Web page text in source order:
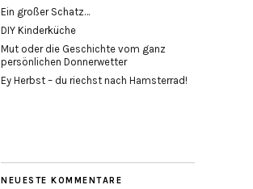
Ein großer Schatz…
DIY Kinderküche
Mut oder die Geschichte vom ganz
persönlichen Donnerwetter
Ey Herbst – du riechst nach Hamsterrad!
NEUESTE KOMMENTARE